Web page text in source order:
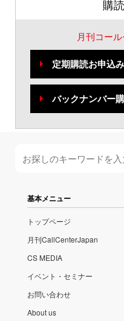
購
月刊コー
定期購読お申込み
バックナンバー
基本メニュー
トップページ
月刊CallCenterJapan
CS MEDIA
イベント・セミナー
お問い合わせ
About us